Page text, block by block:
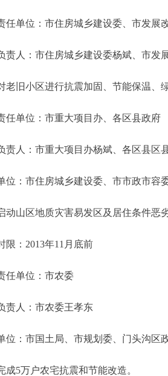
单位：市住房城乡建设委、市发展
人：市住房城乡建设委杨斌、市发
旧小区进行抗震加固、节能保温、绿
单位：市重大项目办、各区县政府
人：市重大项目办杨斌、各区县区
：市住房城乡建设委、市市政市容
山区地质灾害易发区及居住条件恶
：2013年11月底前
单位：市农委
人：市农委王孝东
：市国土局、市规划委、门头沟区政
5万户农宅抗震和节能改造。